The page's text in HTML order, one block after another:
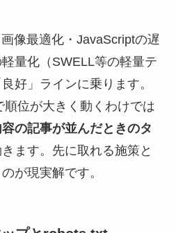
像最適化・JavaScriptの遅
量化（SWELL等の軽量テ
好」ラインに乗ります。
位が大きく動くわけでは
容の記事が並んだときのタ
ます。先に取れる施策と
が現実解です。